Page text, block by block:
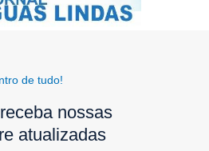
de tudo!
nossas
atualizadas